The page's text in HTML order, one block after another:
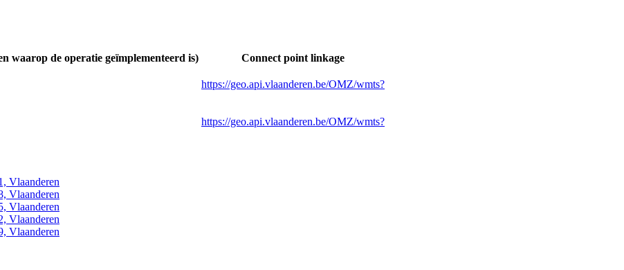
waarop de operatie geïmplementeerd is) Connect point linkage
https://geo.api.vlaanderen.be/OMZ/wmts?
https://geo.api.vlaanderen.be/OMZ/wmts?
Vlaanderen
Vlaanderen
Vlaanderen
Vlaanderen
Vlaanderen